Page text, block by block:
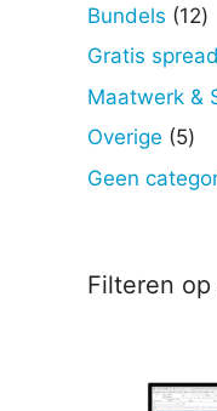
Bundels 1212
Gratis
Maatwerk &
Overige 55
Geen
Filteren